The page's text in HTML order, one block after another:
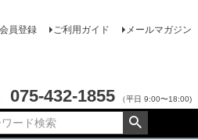
会員登録 ご利用ガイド メールマガジン
075-432-1855 （平日 9:00〜18:00)